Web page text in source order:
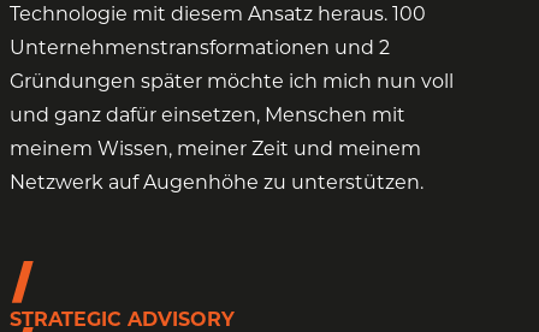
Technologie mit diesem Ansatz heraus. 100
Unternehmenstransformationen und 2
Gründungen später möchte ich mich nun voll
und ganz dafür einsetzen, Menschen mit
meinem Wissen, meiner Zeit und meinem
Netzwerk auf Augenhöhe zu unterstützen.
STRATEGIC ADVISORY